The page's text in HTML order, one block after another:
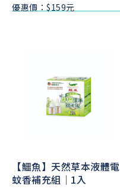
優惠價：$159元
【鱷魚】天然草本液體電
蚊香補充組｜1入